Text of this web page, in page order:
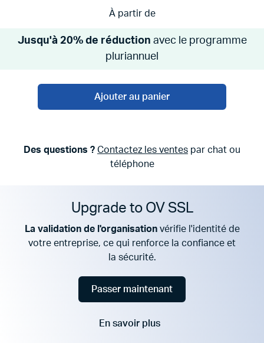
À partir de
Jusqu'à 20% de réduction avec le programme
pluriannuel
Ajouter au panier
Des questions ? Contactez les ventes par chat ou
téléphone
Upgrade to OV SSL
La validation de l'organisationvérifie l'identité de
votre entreprise, ce qui renforce la confiance et
la sécurité.
Passer maintenant
En savoir plus
Aller à